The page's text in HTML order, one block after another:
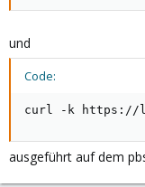
und
Code:
curl -k https://
ausgeführt auf dem